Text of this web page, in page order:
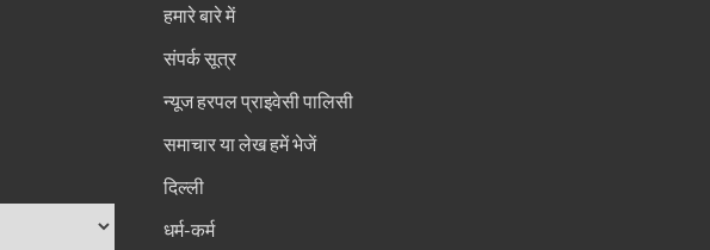
हमारे बारे में
संपर्क सूत्र
न्यूज हरपल प्राइवेसी पालिसी
समाचार या लेख हमें भेजें
दिल्ली
धर्म-कर्म